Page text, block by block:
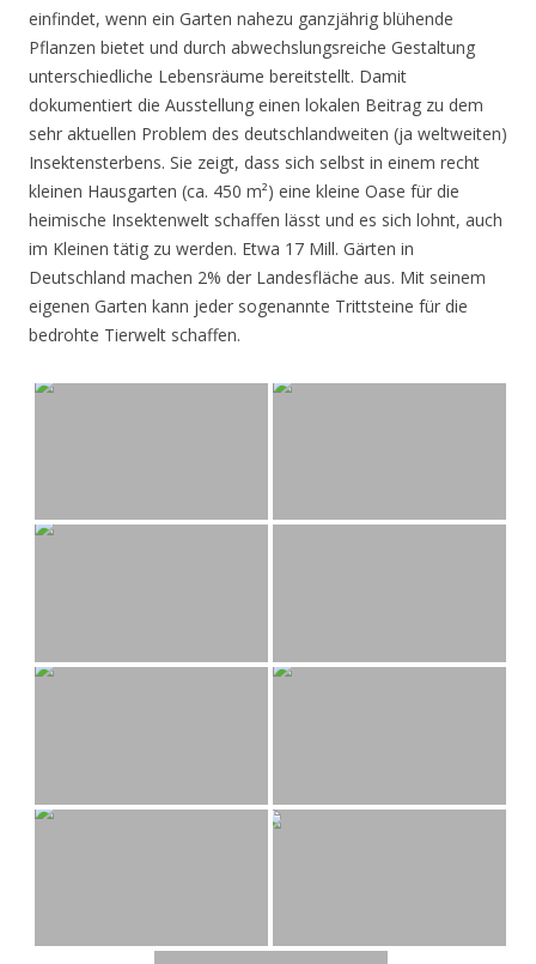
einfindet, wenn ein Garten nahezu ganzjährig blühende
Pflanzen bietet und durch abwechslungsreiche Gestaltung
unterschiedliche Lebensräume bereitstellt. Damit
dokumentiert die Ausstellung einen lokalen Beitrag zu dem
sehr aktuellen Problem des deutschlandweiten (ja weltweiten)
Insektensterbens. Sie zeigt, dass sich selbst in einem recht
kleinen Hausgarten (ca. 450 m²) eine kleine Oase für die
heimische Insektenwelt schaffen lässt und es sich lohnt, auch
im Kleinen tätig zu werden. Etwa 17 Mill. Gärten in
Deutschland machen 2% der Landesfläche aus. Mit seinem
eigenen Garten kann jeder sogenannte Trittsteine für die
bedrohte Tierwelt schaffen.